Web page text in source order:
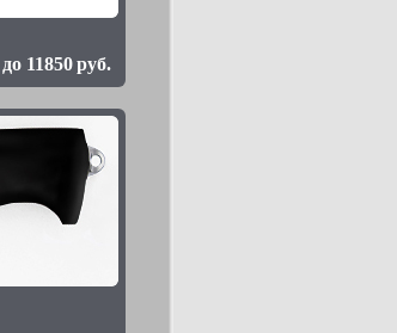
до 11850руб.